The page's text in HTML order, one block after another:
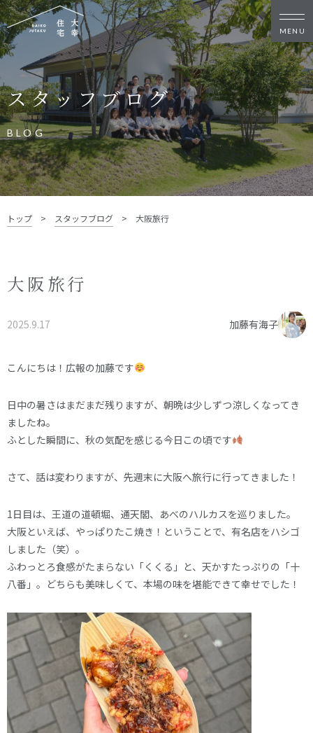
お電話でのご相談はお気軽に
TEL.0574-60-1161
新築・リノベをお考えの方
家づくりの考え方
家づくりの流れ
施工事例
イベント
お客様の声
モデルハウス
リフォーム・リノベーション
土地をお探しの方
スタッフブログ
オーナー様へ
資料請求・お問い合わせ
スタッフブログ
BLOG
トップ > スタッフブログ > 大阪旅行
大阪旅行
2025.9.17 加藤有海子
こんにちは！広報の加藤です
日中の暑さはまだまだ残りますが、朝晩は少しずつ涼しくなってき
ましたね。
ふとした瞬間に、秋の気配を感じる今日この頃です
さて、話は変わりますが、先週末に大阪へ旅行に行ってきました！
1日目は、王道の道頓堀、通天閣、あべのハルカスを巡りました。
大阪といえば、やっぱりたこ焼き！ということで、有名店をハシゴ
しました（笑）。
ふわっとろ食感がたまらない「くくる」と、天かすたっぷりの「十
八番」。どちらも美味しくて、本場の味を堪能できて幸せでした！